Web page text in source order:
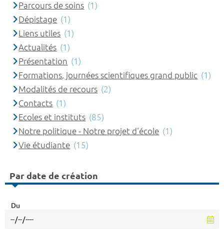
Parcours de soins (1)
Dépistage (1)
Liens utiles (1)
Actualités (1)
Présentation (1)
Formations, journées scientifiques grand public (1)
Modalités de recours (2)
Contacts (1)
Ecoles et instituts (85)
Notre politique - Notre projet d'école (1)
Vie étudiante (15)
Par date de création
Du